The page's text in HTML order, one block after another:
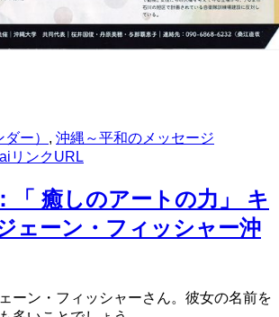
ー） , 沖縄～平和のメッセージ
リンクURL
癒しのアートの力」 キ
ェーン・フィッシャー沖
ーン・フィッシャーさん。彼女の名前を